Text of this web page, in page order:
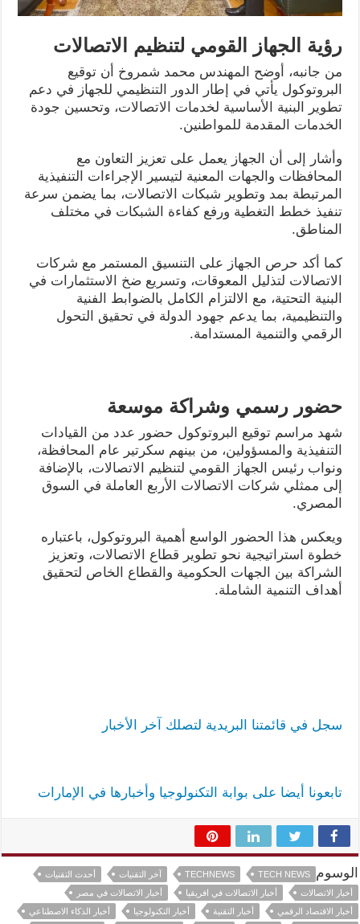
رؤية الجهاز القومي لتنظيم الاتصالات
من جانبه، أوضح المهندس محمد شمروخ أن توقيع
البروتوكول يأتي في إطار الدور التنظيمي للجهاز في دعم
تطوير البنية الأساسية لخدمات الاتصالات، وتحسين جودة
الخدمات المقدمة للمواطنين.
وأشار إلى أن الجهاز يعمل على تعزيز التعاون مع
المحافظات والجهات المعنية لتيسير الإجراءات التنفيذية
المرتبطة بمد وتطوير شبكات الاتصالات، بما يضمن سرعة
تنفيذ خطط التغطية ورفع كفاءة الشبكات في مختلف
المناطق.
كما أكد حرص الجهاز على التنسيق المستمر مع شركات
الاتصالات لتذليل المعوقات، وتسريع ضخ الاستثمارات في
البنية التحتية، مع الالتزام الكامل بالضوابط الفنية
والتنظيمية، بما يدعم جهود الدولة في تحقيق التحول
الرقمي والتنمية المستدامة.
حضور رسمي وشراكة موسعة
شهد مراسم توقيع البروتوكول حضور عدد من القيادات
التنفيذية والمسؤولين، من بينهم سكرتير عام المحافظة،
ونواب رئيس الجهاز القومي لتنظيم الاتصالات، بالإضافة
إلى ممثلي شركات الاتصالات الأربع العاملة في السوق
المصري.
ويعكس هذا الحضور الواسع أهمية البروتوكول، باعتباره
خطوة استراتيجية نحو تطوير قطاع الاتصالات، وتعزيز
الشراكة بين الجهات الحكومية والقطاع الخاص لتحقيق
أهداف التنمية الشاملة.
سجل في قائمتنا البريدية لتصلك آخر الأخبار
تابعونا أيضا على بوابة التكنولوجيا وأخبارها في الإمارات
الوسوم TECH NEWS
TECHNEWS آخر التقنيات
أحدث التقنيات
أخبار الاتصالات
أخبار الاتصالات في افريقيا
أخبار الاتصالات في مصر
أخبار الاقتصاد الرقمي
أخبار التقنية أخبار التكنولوجيا
أخبار الذكاء الاصطناعي